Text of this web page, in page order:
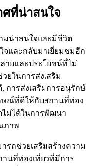
ศที่น่าสนใจ
มน่าสนใจและมีชีวิต
จและกลับมาเยี่ยมชมอีก
ยและประโยชน์ที่ไม่
ยในการส่งเสริม
การส่งเสริมการอนุรักษ์
ษณ์ที่ดีให้กับสถานที่ท่อง
ไม่ได้ในการพัฒนา
ภาพ
ารถช่วยเสริมสร้างความ
านที่ท่องเที่ยวที่มีการ